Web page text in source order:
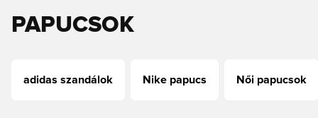
PAPUCSOK
adidas szandálok Nike papucs Női papucsok